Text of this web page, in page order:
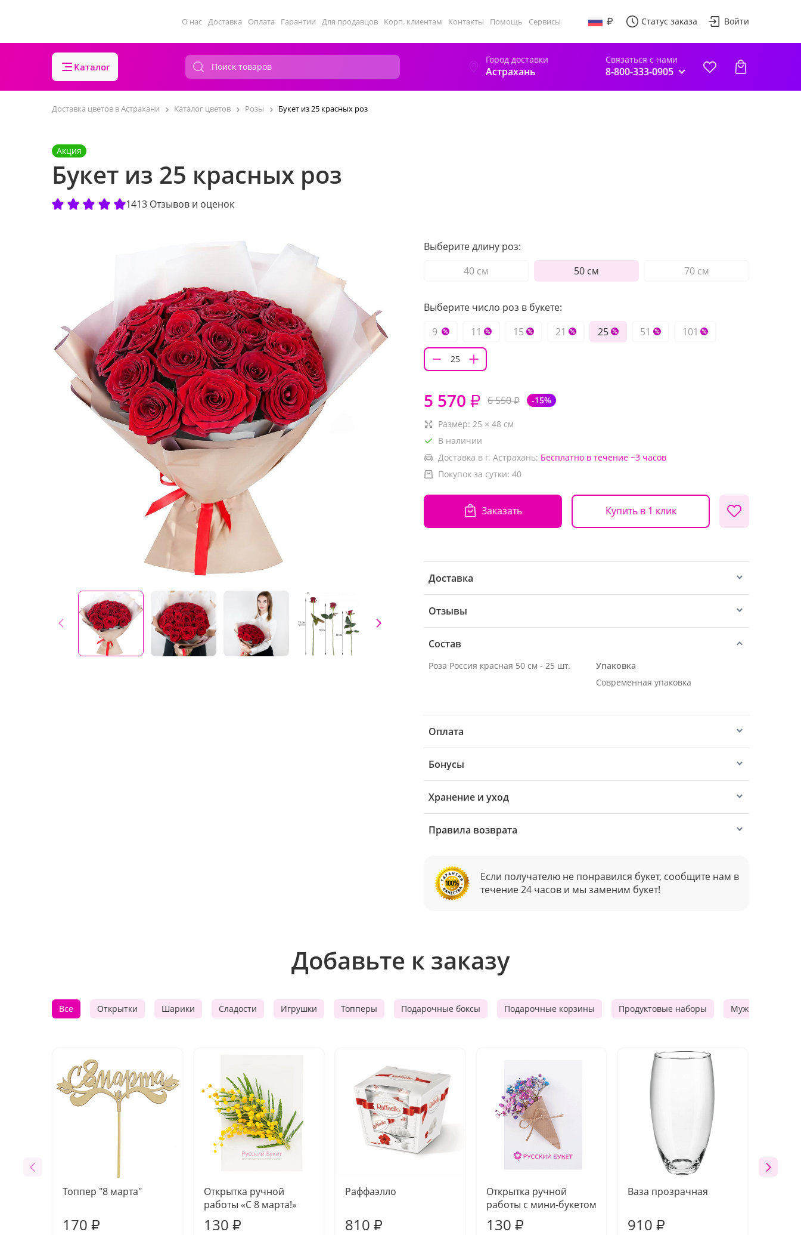
О нас Доставка Оплата Гарантии Для продавцов Корп. клиентам Контакты Помощь Сервисы Статус заказа Войти
Каталог
Город доставки
Астрахань
Связаться с нами
8-800-333-0905
Доставка цветов в Астрахани Каталог цветов Розы Букет из 25 красных роз
Акция
Букет из 25 красных роз
1413 Отзывов и оценок
Выберите длину роз:
40 см
50 см 70 см
Выберите число роз в букете:
9
11 15 21 25 51 101
5 570 ₽ 6 550₽ -15%
Размер: 25 × 48 см
В наличии
Доставка в г. Астрахань: Бесплатно в течение ~3 часов
Покупок за сутки: 40
Заказать Купить в 1 клик
Доставка
Отзывы
Состав
Роза Россия красная 50 см - 25 шт.
Упаковка
Современная упаковка
Оплата
Бонусы
Хранение и уход
Правила возврата
Если получателю не понравился букет, сообщите нам в
течение 24 часов и мы заменим букет!
Добавьте к заказу
Все Открытки Шарики Сладости Игрушки Топперы Подарочные боксы Подарочные корзины Продуктовые наборы Мужские
Топпер "8 марта"
170 ₽
Открытка ручной
работы «С 8 марта!»
130 ₽
Раффаэлло
810 ₽
Открытка ручной
работы с мини-букетом
130 ₽
Ваза прозрачная
910 ₽